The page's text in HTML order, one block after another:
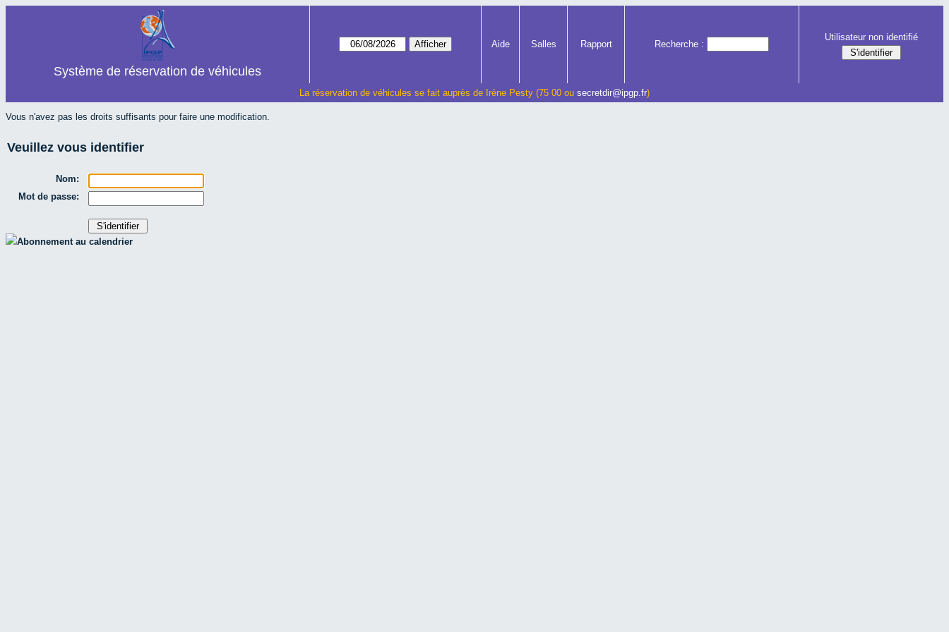
Système de réservation de véhicules
Aide Salles Rapport Recherche :
Utilisateur non identifié
La réservation de véhicules se fait auprès de Irène Pesty (75 00 ou secretdir@ipgp.fr)
Vous n'avez pas les droits suffisants pour faire une modification.
Veuillez vous identifier
Nom:
Mot de passe:
Abonnement au calendrier